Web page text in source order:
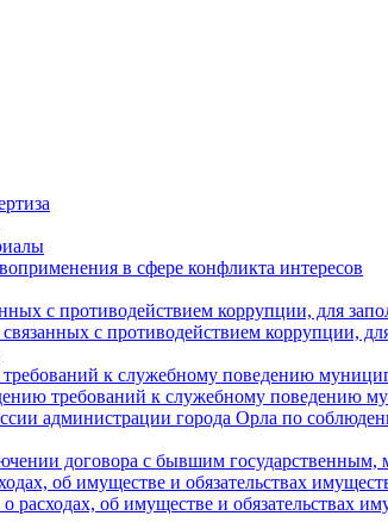
в сфере конфликта интересов
с противодействием коррупции, для
с противодействием коррупции,
к служебному поведению
требований к служебному поведению
администрации города Орла по
договора с бывшим
об имуществе и обязательствах
расходах, об имуществе и обязательствах